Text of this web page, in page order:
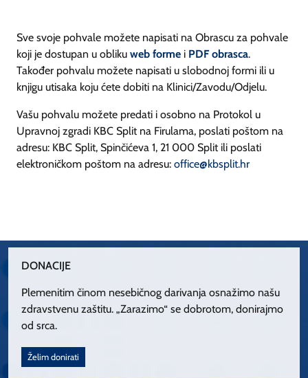
Sve svoje pohvale možete napisati na Obrascu za pohvale
koji je dostupan u obliku web forme i PDF obrasca.
Također pohvalu možete napisati u slobodnoj formi ili u
knjigu utisaka koju ćete dobiti na Klinici/Zavodu/Odjelu.
Vašu pohvalu možete predati i osobno na Protokol u
Upravnoj zgradi KBC Split na Firulama, poslati poštom na
adresu: KBC Split, Spinčićeva 1, 21 000 Split ili poslati
elektroničkom poštom na adresu: office@kbsplit.hr
DONACIJE
Plemenitim činom nesebičnog darivanja osnažimo našu
zdravstvenu zaštitu. „Zarazimo“ se dobrotom, donirajmo
od srca.
Želim donirati